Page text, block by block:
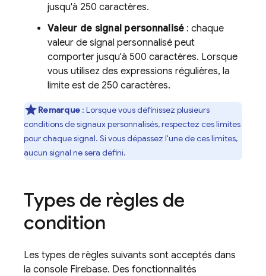
jusqu'à 250 caractères.
Valeur de signal personnalisé : chaque
valeur de signal personnalisé peut
comporter jusqu'à 500 caractères. Lorsque
vous utilisez des expressions régulières, la
limite est de 250 caractères.
Remarque : Lorsque vous définissez plusieurs
conditions de signaux personnalisés, respectez ces limites
pour chaque signal. Si vous dépassez l'une de ces limites,
aucun signal ne sera défini.
Types de règles de
condition
Les types de règles suivants sont acceptés dans
la console Firebase. Des fonctionnalités